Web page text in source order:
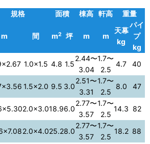
規格 面積 棟高 軒高 重量
m 間 m2 坪 m m
天幕
kg
パイ
プ
kg
1.0×1.5 4.8 1.5
2.44〜
3.04
1.7〜
2.5
4.7
40
1.5×2.0 9.5 3.0
2.51〜
3.31
1.7〜
2.5
8.0
47
2.0×3.018.96.0
2.77〜
3.57
1.7〜
2.5
14.3 82
2.0×4.025.28.0
2.77〜
3.57
1.7〜
2.5
18.2 88